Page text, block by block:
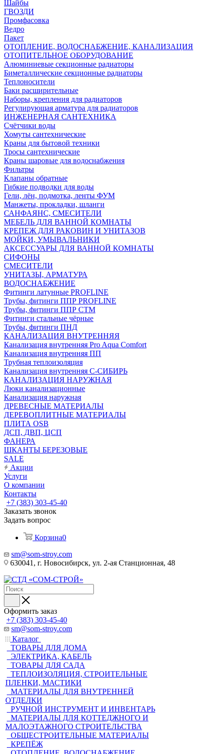
Шайбы
ГВОЗДИ
Промфасовка
Ведро
Пакет
ОТОПЛЕНИЕ, ВОДОСНАБЖЕНИЕ, КАНАЛИЗАЦИЯ
ОТОПИТЕЛЬНОЕ ОБОРУДОВАНИЕ
Алюминиевые секционные радиаторы
Биметаллические секционные радиаторы
Теплоносители
Баки расширительные
Наборы, крепления для радиаторов
Регулирующая арматура для радиаторов
ИНЖЕНЕРНАЯ САНТЕХНИКА
Счётчики воды
Хомуты сантехнические
Краны для бытовой техники
Тросы сантехнические
Краны шаровые для водоснабжения
Фильтры
Клапаны обратные
Гибкие подводки для воды
Гели, лён, подмотка, ленты ФУМ
Манжеты, прокладки, шланги
САНФАЯНС, СМЕСИТЕЛИ
МЕБЕЛЬ ДЛЯ ВАННОЙ КОМНАТЫ
КРЕПЕЖ ДЛЯ РАКОВИН И УНИТАЗОВ
МОЙКИ, УМЫВАЛЬНИКИ
АКСЕССУАРЫ ДЛЯ ВАННОЙ КОМНАТЫ
СИФОНЫ
СМЕСИТЕЛИ
УНИТАЗЫ, АРМАТУРА
ВОДОСНАБЖЕНИЕ
Фитинги латунные PROFLINE
Трубы, фитинги ППР PROFLINE
Трубы, фитинги ППР СТМ
Фитинги стальные чёрные
Трубы, фитинги ПНД
КАНАЛИЗАЦИЯ ВНУТРЕННЯЯ
Канализация внутренняя Pro Aqua Comfort
Канализация внутренняя ПП
Трубная теплоизоляция
Канализация внутренняя С-СИБИРЬ
КАНАЛИЗАЦИЯ НАРУЖНАЯ
Люки канализационные
Канализация наружная
ДРЕВЕСНЫЕ МАТЕРИАЛЫ
ДЕРЕВОПЛИТНЫЕ МАТЕРИАЛЫ
ПЛИТА OSB
ДСП, ДВП, ЦСП
ФАНЕРА
ШКАНТЫ БЕРЕЗОВЫЕ
SALE
Акции
Услуги
О компании
Контакты
+7 (383) 303-45-40
Заказать звонок
Задать вопрос
Корзина0
sm@som-stroy.com
630041, г. Новосибирск, ул. 2-ая Станционная, 48
Оформить заказ
+7 (383) 303-45-40
sm@som-stroy.com
Каталог
ТОВАРЫ ДЛЯ ДОМА
ЭЛЕКТРИКА, КАБЕЛЬ
ТОВАРЫ ДЛЯ САДА
ТЕПЛОИЗОЛЯЦИЯ, СТРОИТЕЛЬНЫЕ
ПЛЕНКИ, МАСТИКИ
МАТЕРИАЛЫ ДЛЯ ВНУТРЕННЕЙ
ОТДЕЛКИ
РУЧНОЙ ИНСТРУМЕНТ И ИНВЕНТАРЬ
МАТЕРИАЛЫ ДЛЯ КОТТЕДЖНОГО И
МАЛОЭТАЖНОГО СТРОИТЕЛЬСТВА
ОБЩЕСТРОИТЕЛЬНЫЕ МАТЕРИАЛЫ
КРЕПЁЖ